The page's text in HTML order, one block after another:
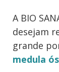
A BIO
desejam
grande
medula